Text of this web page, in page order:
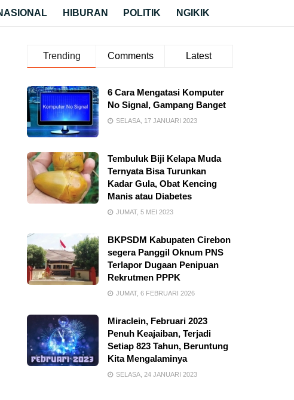
HIBURAN POLITIK NGIKIK
Trending Comments Latest
6 Cara Mengatasi Komputer
No Signal, Gampang Banget
SELASA, 17 JANUARI 2023
Tembuluk Biji Kelapa Muda
Ternyata Bisa Turunkan
Kadar Gula, Obat Kencing
Manis atau Diabetes
JUMAT, 5 MEI 2023
BKPSDM Kabupaten Cirebon
segera Panggil Oknum PNS
Terlapor Dugaan Penipuan
Rekrutmen PPPK
JUMAT, 6 FEBRUARI 2026
Miraclein, Februari 2023
Penuh Keajaiban, Terjadi
Setiap 823 Tahun, Beruntung
Kita Mengalaminya
SELASA, 24 JANUARI 2023